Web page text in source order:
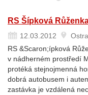
RS Šípková
12.03.2012
RS &Scaron;ípková
v nádherném prostředí
protéká stejnojmenná
dobrá autobusem i
zastávka je vzdálená